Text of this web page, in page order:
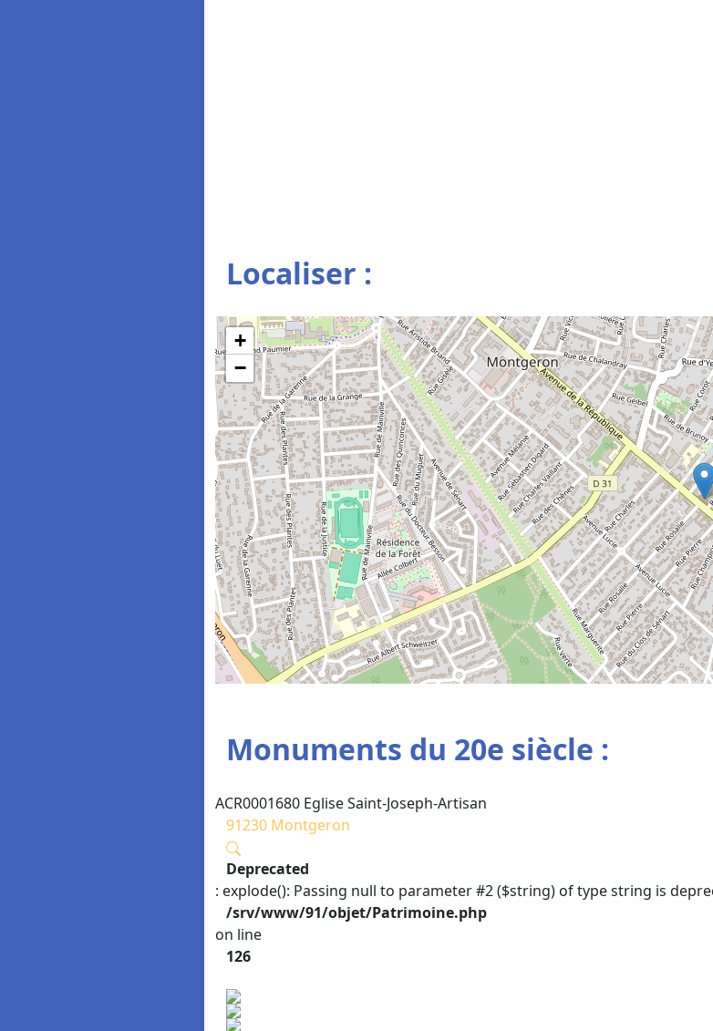
Localiser :
+
−
Monuments du 20e siècle :
ACR0001680 Eglise Saint-Joseph-Artisan
91230 Montgeron
Deprecated
: explode(): Passing null to parameter #2 ($string) of type string is
/srv/www/91/objet/Patrimoine.php
on line
126